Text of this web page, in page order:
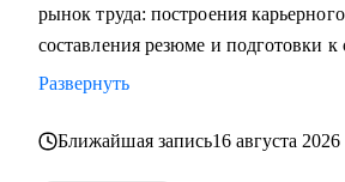
Кому могу помочь:
• проконсультирую проджект
менеджеров, аналитиков, дизайнеров,
зарубежом.
рынок труда: построения
составления резюме и подготовки к
Развернуть
Ближайшая запись16 августа 2026